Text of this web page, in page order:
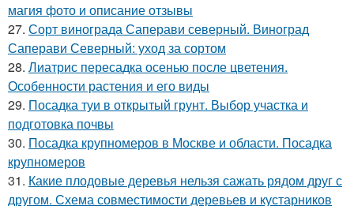
магия фото и описание отзывы
27. Сорт винограда Саперави северный. Виноград
Саперави Северный: уход за сортом
28. Лиатрис пересадка осенью после цветения.
Особенности растения и его виды
29. Посадка туи в открытый грунт. Выбор участка и
подготовка почвы
30. Посадка крупномеров в Москве и области. Посадка
крупномеров
31. Какие плодовые деревья нельзя сажать рядом друг с
другом. Схема совместимости деревьев и кустарников